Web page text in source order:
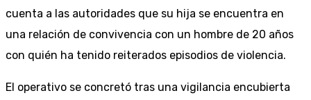
cuenta a las autoridades que su hija se encuentra en
una relación de convivencia con un hombre de 20 años
con quién ha tenido reiterados episodios de violencia.
El operativo se concretó tras una vigilancia encubierta